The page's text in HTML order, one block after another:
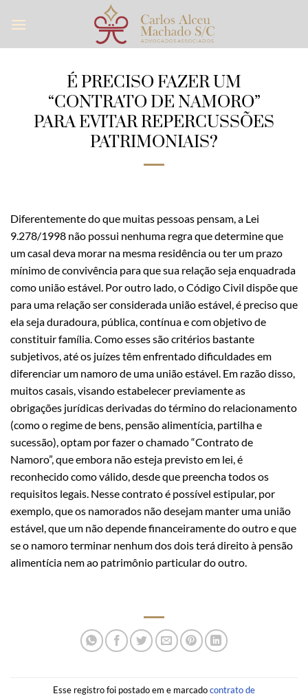
É PRECISO FAZER UM
“CONTRATO DE NAMORO”
PARA EVITAR REPERCUSSÕES
PATRIMONIAIS?
Diferentemente do que muitas pessoas pensam, a Lei
9.278/1998 não possui nenhuma regra que determine que
um casal deva morar na mesma residência ou ter um prazo
mínimo de convivência para que sua relação seja enquadrada
como união estável. Por outro lado, o Código Civil dispõe que
para uma relação ser considerada união estável, é preciso que
ela seja duradoura, pública, contínua e com objetivo de
constituir família. Como esses são critérios bastante
subjetivos, até os juízes têm enfrentado dificuldades em
diferenciar um namoro de uma união estável. Em razão disso,
muitos casais, visando estabelecer previamente as
obrigações jurídicas derivadas do término do relacionamento
(como o regime de bens, pensão alimentícia, partilha e
sucessão), optam por fazer o chamado “Contrato de
Namoro”, que embora não esteja previsto em lei, é
reconhecido como válido, desde que preencha todos os
requisitos legais. Nesse contrato é possível estipular, por
exemplo, que os namorados não desejam manter uma união
estável, que um não depende financeiramente do outro e que
se o namoro terminar nenhum dos dois terá direito à pensão
alimentícia nem ao patrimônio particular do outro.
Esse registro foi postado em e marcadocontrato de